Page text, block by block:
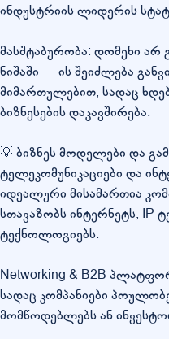
ინდუსტრიის ლიდერის
მასშტაბურობა: დომენი
ნიშაში — ის შეიძლება
მიმართულებით, სადაც
ბიზნესების დაკავშირება.
💡 ბიზნეს მოდელები და
ტელეკომუნიკაციები და
იდეალური მისამართია
სთავაზობს ინტერნეტს, IP
ტექნოლოგიებს.
Networking & B2B
სადაც კომპანიები
მომწოდებლებს ან